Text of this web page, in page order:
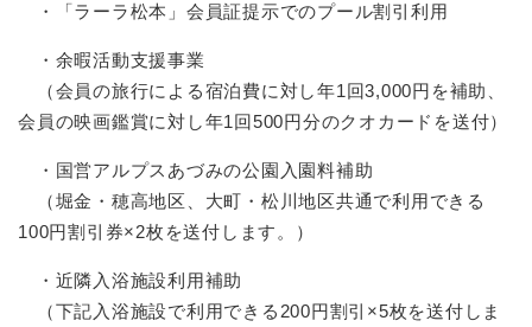
・「ラーラ松本」会員証提示でのプール割引利用
・余暇活動支援事業
（会員の旅行による宿泊費に対し年1回3,000円を補助、
会員の映画鑑賞に対し年1回500円分のクオカードを送付）
・国営アルプスあづみの公園入園料補助
（堀金・穂高地区、大町・松川地区共通で利用できる
100円割引券×2枚を送付します。）
・近隣入浴施設利用補助
（下記入浴施設で利用できる200円割引×5枚を送付しま